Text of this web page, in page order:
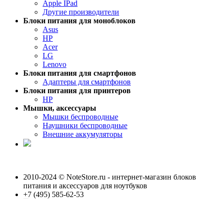
Apple IPad
Другие производители
Блоки питания для моноблоков
Asus
HP
Acer
LG
Lenovo
Блоки питания для смартфонов
Адаптеры для смартфонов
Блоки питания для принтеров
HP
Мышки, аксессуары
Мышки беспроводные
Наушники беспроводные
Внешние аккумуляторы
2010-2024 © NoteStore.ru - интернет-магазин блоков
питания и аксессуаров для ноутбуков
+7 (495) 585-62-53